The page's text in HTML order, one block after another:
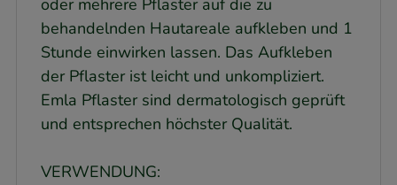
oder mehrere Pflaster auf die zu
behandelnden Hautareale aufkleben und 1
Stunde einwirken lassen. Das Aufkleben
der Pflaster ist leicht und unkompliziert.
Emla Pflaster sind dermatologisch geprüft
und entsprechen höchster Qualität.
VERWENDUNG: